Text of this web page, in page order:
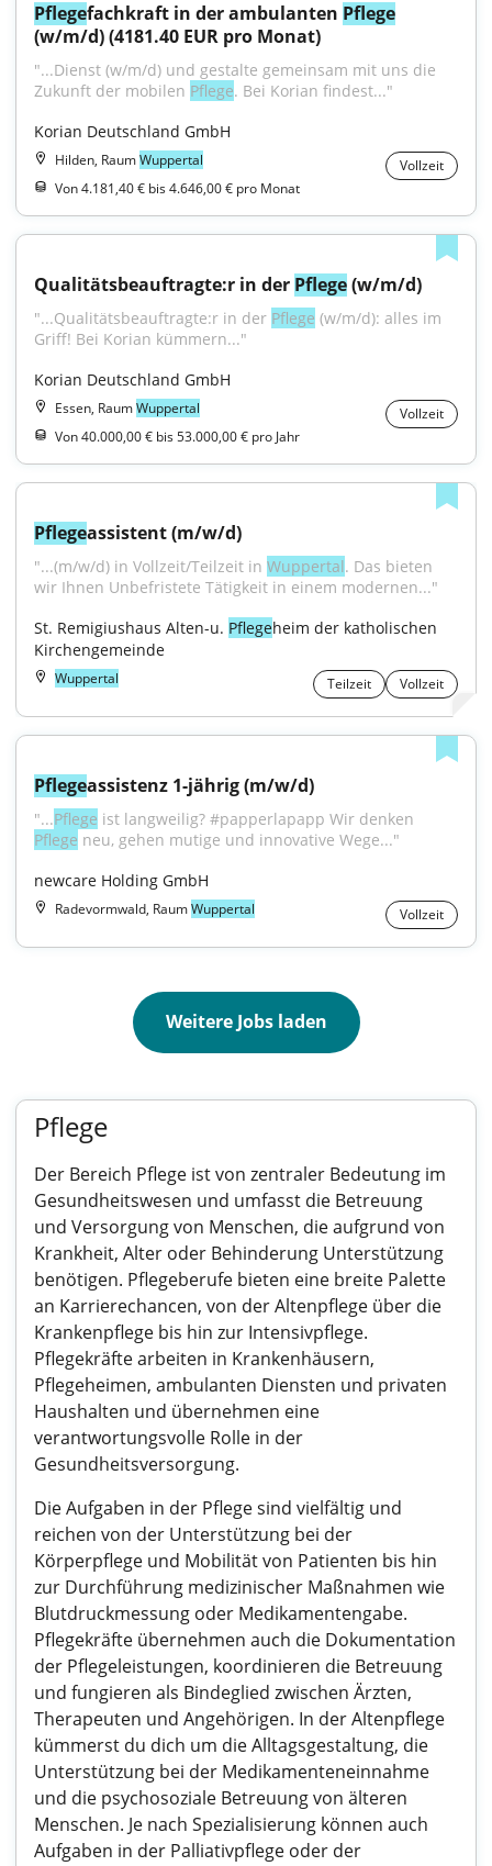
Pflegefachkraft in der ambulanten Pflege
(w/m/d) (4181.40 EUR pro Monat)
"...Dienst (w/m/d) und gestalte gemeinsam mit uns die
Zukunft der mobilen Pflege. Bei Korian findest..."
Korian Deutschland GmbH
Hilden, RaumWuppertal
Vollzeit
Von 4.181,40 € bis 4.646,00 € pro Monat
Qualitätsbeauftragte:r in der Pflege (w/m/d)
"...Qualitätsbeauftragte:r in der Pflege (w/m/d): alles im
Griff! Bei Korian kümmern..."
Korian Deutschland GmbH
Essen, RaumWuppertal
Vollzeit
Von 40.000,00 € bis 53.000,00 € pro Jahr
Pflegeassistent (m/w/d)
"...(m/w/d) in Vollzeit/Teilzeit in Wuppertal. Das bieten
wir Ihnen Unbefristete Tätigkeit in einem modernen..."
St. Remigiushaus Alten-u. Pflegeheim der katholischen
Kirchengemeinde
Wuppertal Teilzeit Vollzeit
Pflegeassistenz 1-jährig (m/w/d)
"...Pflege
Pflege neu, gehen mutige und innovative Wege..."
newcare Holding GmbH
Radevormwald, RaumWuppertal Vollzeit
Weitere Jobs laden
Pflege
Der Bereich Pflege ist von zentraler Bedeutung im
Gesundheitswesen und umfasst die Betreuung
und Versorgung von Menschen, die aufgrund von
Krankheit, Alter oder Behinderung Unterstützung
benötigen. Pflegeberufe bieten eine breite Palette
an Karrierechancen, von der Altenpflege über die
Krankenpflege bis hin zur Intensivpflege.
Pflegekräfte arbeiten in Krankenhäusern,
Pflegeheimen, ambulanten Diensten und privaten
Haushalten und übernehmen eine
verantwortungsvolle Rolle in der
Gesundheitsversorgung.
Die Aufgaben in der Pflege sind vielfältig und
reichen von der Unterstützung bei der
Körperpflege und Mobilität von Patienten bis hin
zur Durchführung medizinischer Maßnahmen wie
Blutdruckmessung oder Medikamentengabe.
Pflegekräfte übernehmen auch die Dokumentation
der Pflegeleistungen, koordinieren die Betreuung
und fungieren als Bindeglied zwischen Ärzten,
Therapeuten und Angehörigen. In der Altenpflege
kümmerst du dich um die Alltagsgestaltung, die
Unterstützung bei der Medikamenteneinnahme
und die psychosoziale Betreuung von älteren
Menschen. Je nach Spezialisierung können auch
Aufgaben in der Palliativpflege oder der